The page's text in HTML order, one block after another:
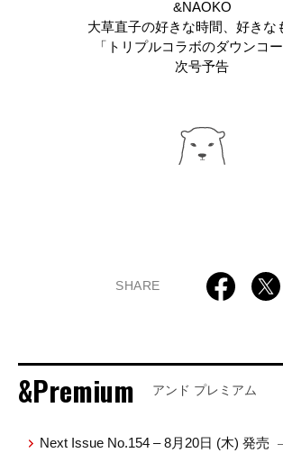
&NAOKO
大草直子の好きな時間、好きな
「トリプルコラボのダウンコー
次号予告
SHARE
&Premium アンド プレミアム
Next Issue No.154 – 8月20日 (木) 発売